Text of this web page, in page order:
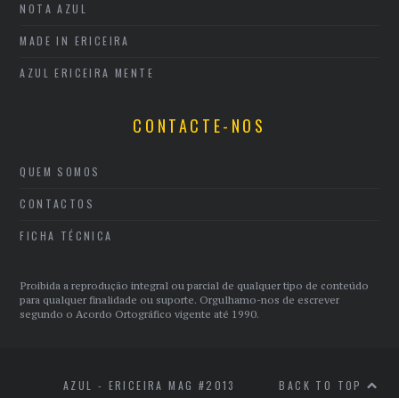
NOTA AZUL
MADE IN ERICEIRA
AZUL ERICEIRA MENTE
CONTACTE-NOS
QUEM SOMOS
CONTACTOS
FICHA TÉCNICA
Proibida a reprodução integral ou parcial de qualquer tipo de conteúdo
para qualquer finalidade ou suporte. Orgulhamo-nos de escrever
segundo o Acordo Ortográfico vigente até 1990.
AZUL - ERICEIRA MAG #2013 BACK TO TOP